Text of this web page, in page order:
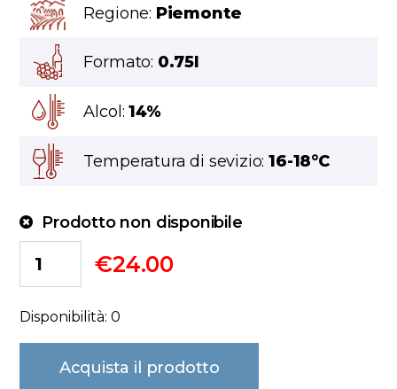
Regione: Piemonte
Formato: 0.75l
Alcol:14%
Temperatura di sevizio:16-18°C
Prodotto non disponibile
€24.00
Disponibilità: 0
Acquista il prodotto